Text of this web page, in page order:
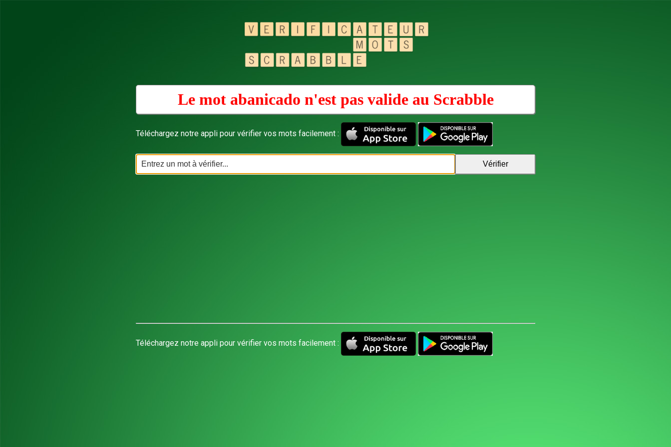
Le mot abanicado n'est pas valide au Scrabble
Téléchargez notre appli pour vérifier vos mots facilement :
Téléchargez notre appli pour vérifier vos mots facilement :